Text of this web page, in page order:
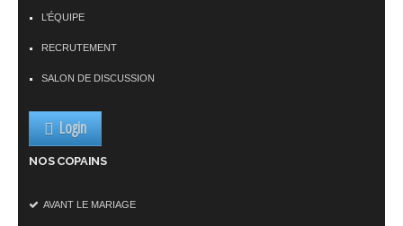
L’ÉQUIPE
RECRUTEMENT
SALON DE DISCUSSION
Login
NOS COPAINS
AVANT LE MARIAGE